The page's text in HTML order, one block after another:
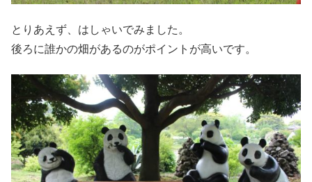
とりあえず、はしゃいでみました。
後ろに誰かの畑があるのがポイントが高いです。